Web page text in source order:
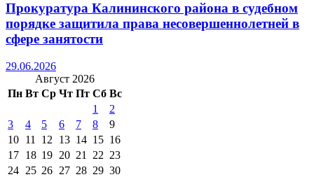
Прокуратура Калининского района в судебном
порядке защитила права несовершеннолетней в
сфере занятости
29.06.2026
Август 2026
Пн Вт Ср Чт Пт Сб Вс
1
2
3
4 5 6 7 8
9
10 11 12 13 14 15 16
17 18 19 20 21 22 23
24 25 26 27 28 29 30